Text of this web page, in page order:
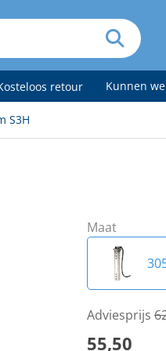
retour Kunnen
S3H
Maat
Adviesprijs
55,50